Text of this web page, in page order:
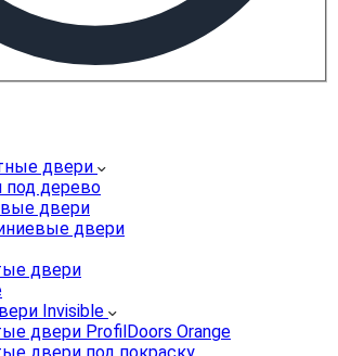
двери
под дерево
двери
двери
двери
Invisible
двери ProfilDoors Orange
двери под покраску